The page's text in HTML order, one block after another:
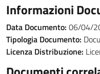
Informazioni
Data Documento: 06/04/
Tipologia Documento:
Licenza Distribuzione: